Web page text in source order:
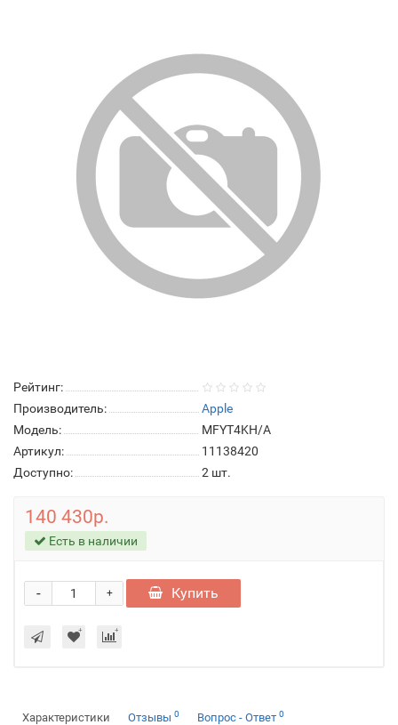
Рейтинг:
Производитель:
Apple
Модель:
MFYT4KH/A
Артикул:
11138420
Доступно:
2 шт.
140 430р.
Есть в наличии
+
- Купить
Характеристики Отзывы 0 Вопрос - Ответ 0